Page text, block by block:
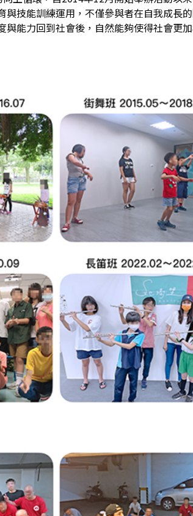
與技能訓練運用，不僅參與者在自我成長
與能力回到社會後，自然能夠使得社會更